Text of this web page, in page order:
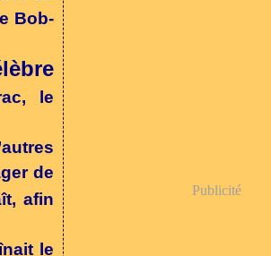
Bob-
le
de
afin
le
Publicité